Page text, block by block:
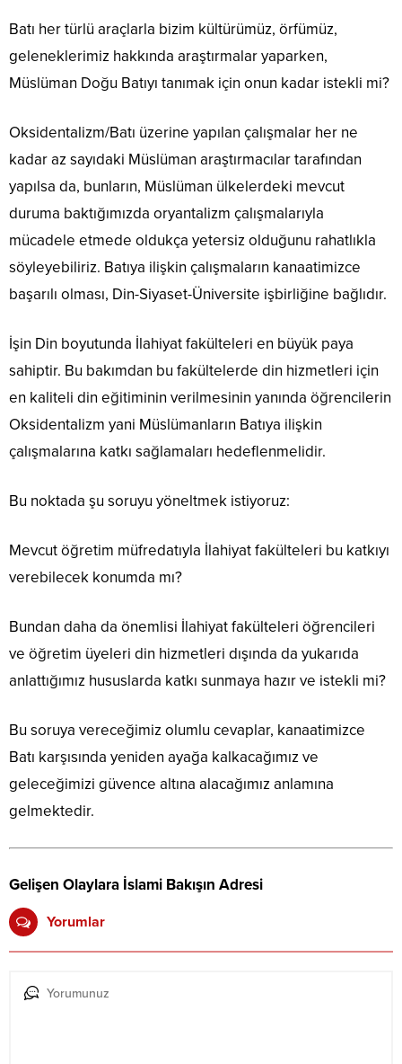
Batı her türlü araçlarla bizim kültürümüz, örfümüz,
geleneklerimiz hakkında araştırmalar yaparken,
Müslüman Doğu Batıyı tanımak için onun kadar istekli mi?
Oksidentalizm/Batı üzerine yapılan çalışmalar her ne
kadar az sayıdaki Müslüman araştırmacılar tarafından
yapılsa da, bunların, Müslüman ülkelerdeki mevcut
duruma baktığımızda oryantalizm çalışmalarıyla
mücadele etmede oldukça yetersiz olduğunu rahatlıkla
söyleyebiliriz. Batıya ilişkin çalışmaların kanaatimizce
başarılı olması, Din-Siyaset-Üniversite işbirliğine bağlıdır.
İşin Din boyutunda İlahiyat fakülteleri en büyük paya
sahiptir. Bu bakımdan bu fakültelerde din hizmetleri için
en kaliteli din eğitiminin verilmesinin yanında öğrencilerin
Oksidentalizm yani Müslümanların Batıya ilişkin
çalışmalarına katkı sağlamaları hedeflenmelidir.
Bu noktada şu soruyu yöneltmek istiyoruz:
Mevcut öğretim müfredatıyla İlahiyat fakülteleri bu katkıyı
verebilecek konumda mı?
Bundan daha da önemlisi İlahiyat fakülteleri öğrencileri
ve öğretim üyeleri din hizmetleri dışında da yukarıda
anlattığımız hususlarda katkı sunmaya hazır ve istekli mi?
Bu soruya vereceğimiz olumlu cevaplar, kanaatimizce
Batı karşısında yeniden ayağa kalkacağımız ve
geleceğimizi güvence altına alacağımız anlamına
gelmektedir.
Gelişen Olaylara İslami Bakışın Adresi
Yorumlar